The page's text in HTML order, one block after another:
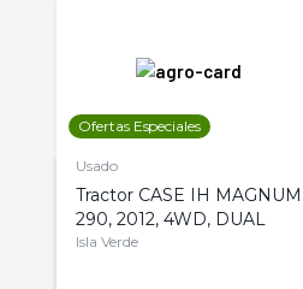
Ofertas Especiales
Usado
Tractor CASE IH MAGNUM
290, 2012, 4WD, DUAL
Isla Verde